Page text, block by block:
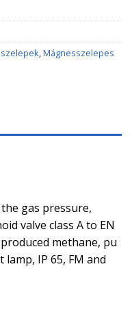
,Mágnesszelepes
gas pressure,
valve class A to EN
methane, pu
IP 65, FM and